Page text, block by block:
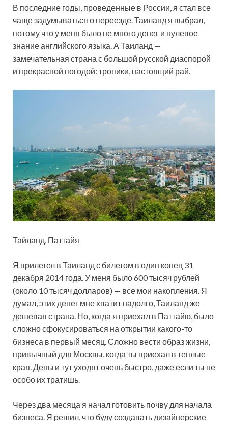
В последние годы, проведенные в России, я стал все
чаще задумываться о переезде. Таиланд я выбрал,
потому что у меня было не много денег и нулевое
знание английского языка. А Таиланд —
замечательная страна с большой русской диаспорой
и прекрасной погодой: тропики, настоящий рай.
Тайланд, Паттайя
Я прилетел в Таиланд с билетом в один конец 31
декабря 2014 года. У меня было 600 тысяч рублей
(около 10 тысяч долларов) — все мои накопления. Я
думал, этих денег мне хватит надолго, Таиланд же
дешевая страна. Но, когда я приехал в Паттайю, было
сложно сфокусироваться на открытии какого-то
бизнеса в первый месяц. Сложно вести образ жизни,
привычный для Москвы, когда ты приехал в теплые
края. Деньги тут уходят очень быстро, даже если ты не
особо их тратишь.
Через два месяца я начал готовить почву для начала
бизнеса. Я решил, что буду создавать дизайнерские